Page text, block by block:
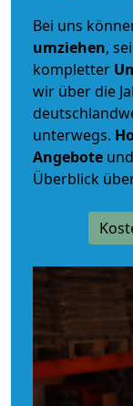
Bei uns
umziehen,
kompletter
wir über die
unterwegs.
Angebote
Überblick